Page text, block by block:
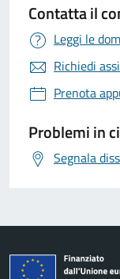
Contatta il
Leggi le
Richiedi
Prenota
Problemi in
Segnala